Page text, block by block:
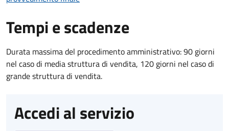
Tempi e scadenze
Durata massima del procedimento amministrativo: 90 giorni
nel caso di media struttura di vendita, 120 giorni nel caso di
grande struttura di vendita.
Accedi al servizio